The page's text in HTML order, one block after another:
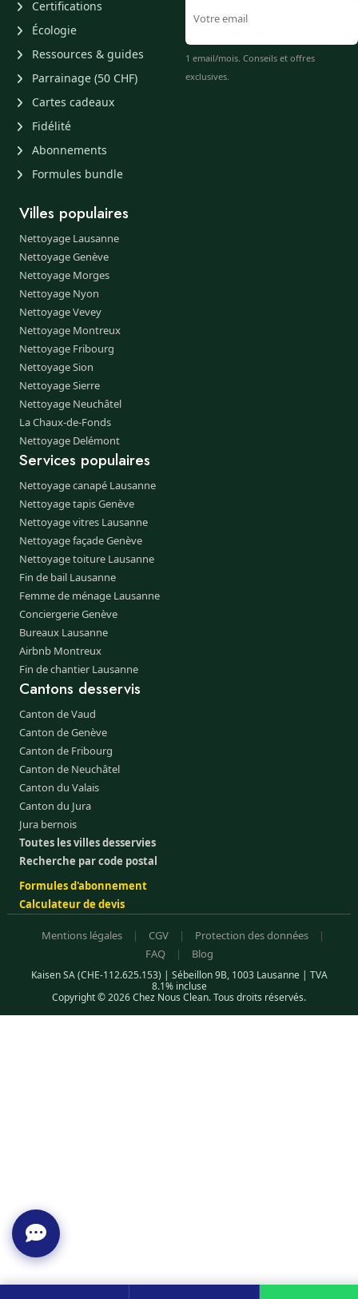
Certifications
Écologie
Ressources & guides
Parrainage (50 CHF)
Cartes cadeaux
Fidélité
Abonnements
Formules bundle
1 email/mois. Conseils et offres
exclusives.
Villes populaires
Nettoyage Lausanne
Nettoyage Genève
Nettoyage Morges
Nettoyage Nyon
Nettoyage Vevey
Nettoyage Montreux
Nettoyage Fribourg
Nettoyage Sion
Nettoyage Sierre
Nettoyage Neuchâtel
La Chaux-de-Fonds
Nettoyage Delémont
Services populaires
Nettoyage canapé Lausanne
Nettoyage tapis Genève
Nettoyage vitres Lausanne
Nettoyage façade Genève
Nettoyage toiture Lausanne
Fin de bail Lausanne
Femme de ménage Lausanne
Conciergerie Genève
Bureaux Lausanne
Airbnb Montreux
Fin de chantier Lausanne
Cantons desservis
Canton de Vaud
Canton de Genève
Canton de Fribourg
Canton de Neuchâtel
Canton du Valais
Canton du Jura
Jura bernois
Toutes les villes desservies
Recherche par code postal
Formules d'abonnement
Calculateur de devis
Mentions légales | CGV | Protection des données
|
FAQ
| Blog
Kaisen SA (CHE-112.625.153) | Sébeillon 9B, 1003 Lausanne | TVA
8.1% incluse
Copyright © 2026 Chez Nous Clean. Tous droits réservés.